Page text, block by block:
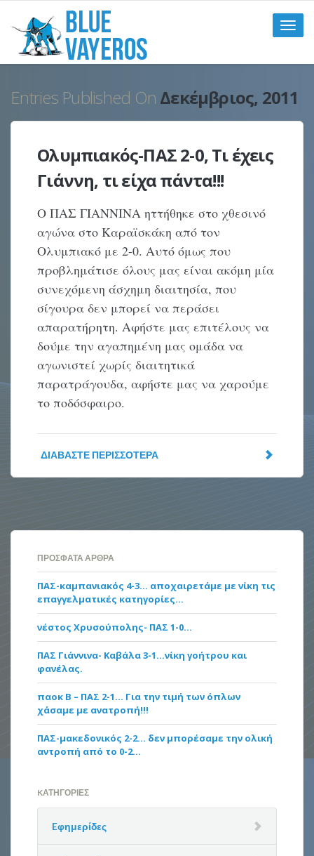
Toggle
Entries Published On Δεκέμβριος, 2011
Ολυμπιακός-ΠΑΣ 2-0, Τι έχεις
Γιάννη, τι είχα πάντα!!!
Ο ΠΑΣ ΓΙΑΝΝΙΝΑ ηττήθηκε στο χθεσινό
αγώνα στο Καραϊσκάκη από τον
Ολυμπιακό με 2-0. Αυτό όμως που
προβλημάτισε όλους μας είναι ακόμη μία
συνεχόμενη άσχημη διαιτησία, που
σίγουρα δεν μπορεί να περάσει
απαρατήρητη. Αφήστε μας επιτέλους να
δούμε την αγαπημένη μας ομάδα να
αγωνιστεί χωρίς διαιτητικά
παρατράγουδα, αφήστε μας να χαρούμε
το ποδόσφαιρο.
ΔΙΑΒΆΣΤΕ ΠΕΡΙΣΣΌΤΕΡΑ
ΠΡΌΣΦΑΤΑ ΆΡΘΡΑ
ΠΑΣ-καμπανιακός 4-3… αποχαιρετάμε με νίκη τις
επαγγελματικές κατηγορίες…
νέστος Χρυσούπολης- ΠΑΣ 1-0…
ΠΑΣ Γιάννινα- Καβάλα 3-1…νίκη γοήτρου και
φανέλας.
παοκ Β – ΠΑΣ 2-1… Για την τιμή των όπλων
χάσαμε με ανατροπή!!!
ΠΑΣ-μακεδονικός 2-2… δεν μπορέσαμε την ολική
αντροπή από το 0-2…
KΑΤΗΓΟΡΊΕΣ
Eφημερίδες